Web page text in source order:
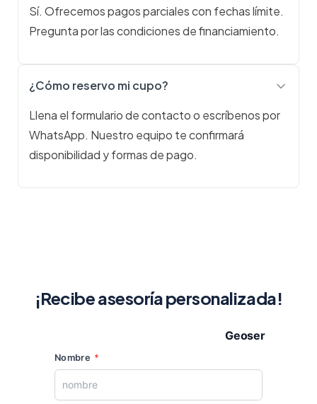
Sí. Ofrecemos pagos parciales con fechas límite.
Pregunta por las condiciones de financiamiento.
¿Cómo reservo mi cupo?
Llena el formulario de contacto o escríbenos por
WhatsApp. Nuestro equipo te confirmará
disponibilidad y formas de pago.
¡Recibe asesoría personalizada!